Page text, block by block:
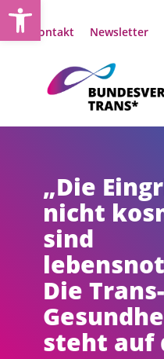
Zum
Inhalt
Kontakt Newsletter
„Die
nicht
sind
Die Trans-
steht auf